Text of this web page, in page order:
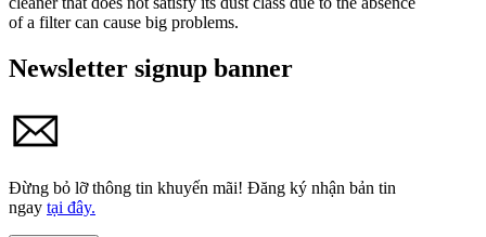
of a filter can cause big problems.
Newsletter signup banner
Đừng bỏ lỡ thông tin khuyến mãi! Đăng ký nhận bản tin
ngay tại đây.